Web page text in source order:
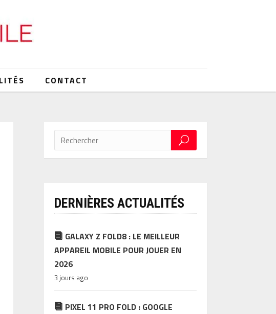
CONTACT
DERNIÈRES ACTUALITÉS
GALAXY Z FOLD8 : LE MEILLEUR
APPAREIL MOBILE POUR JOUER EN
2026
3 jours ago
PIXEL 11 PRO FOLD : GOOGLE